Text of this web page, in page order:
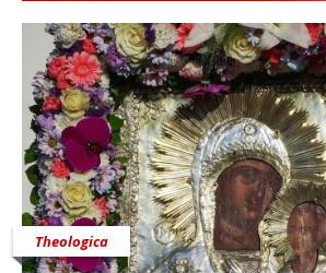
Theologica